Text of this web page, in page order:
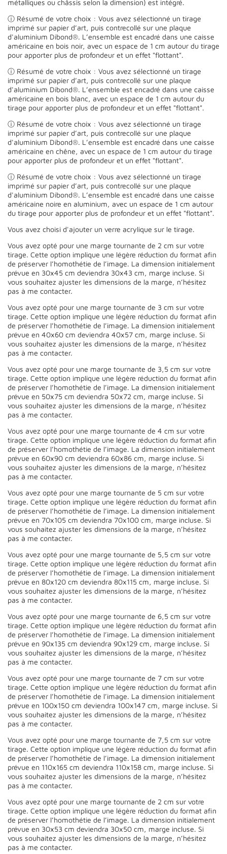
métalliques ou châssis selon la dimension) est intégré.
ⓘ Résumé de votre choix : Vous avez sélectionné un tirage
imprimé sur papier d’art, puis contrecollé sur une plaque
d'aluminium Dibond®. L’ensemble est encadré dans une caisse
américaine en bois noir, avec un espace de 1 cm autour du tirage
pour apporter plus de profondeur et un effet "flottant".
ⓘ Résumé de votre choix : Vous avez sélectionné un tirage
imprimé sur papier d’art, puis contrecollé sur une plaque
d'aluminium Dibond®. L’ensemble est encadré dans une caisse
américaine en bois blanc, avec un espace de 1 cm autour du
tirage pour apporter plus de profondeur et un effet "flottant".
ⓘ Résumé de votre choix : Vous avez sélectionné un tirage
imprimé sur papier d’art, puis contrecollé sur une plaque
d'aluminium Dibond®. L’ensemble est encadré dans une caisse
américaine en chêne, avec un espace de 1 cm autour du tirage
pour apporter plus de profondeur et un effet "flottant".
ⓘ Résumé de votre choix : Vous avez sélectionné un tirage
imprimé sur papier d’art, puis contrecollé sur une plaque
d'aluminium Dibond®. L’ensemble est encadré dans une caisse
américaine noire en aluminium, avec un espace de 1 cm autour
du tirage pour apporter plus de profondeur et un effet "flottant".
Vous avez choisi d'ajouter un verre acrylique sur le tirage.
Vous avez opté pour une marge tournante de 2 cm sur votre
tirage. Cette option implique une légère réduction du format afin
de préserver l’homothétie de l’image. La dimension initialement
prévue en 30x45 cm deviendra 30x43 cm, marge incluse. Si
vous souhaitez ajuster les dimensions de la marge, n’hésitez
pas à me contacter.
Vous avez opté pour une marge tournante de 3 cm sur votre
tirage. Cette option implique une légère réduction du format afin
de préserver l’homothétie de l’image. La dimension initialement
prévue en 40x60 cm deviendra 40x57 cm, marge incluse. Si
vous souhaitez ajuster les dimensions de la marge, n’hésitez
pas à me contacter.
Vous avez opté pour une marge tournante de 3,5 cm sur votre
tirage. Cette option implique une légère réduction du format afin
de préserver l’homothétie de l’image. La dimension initialement
prévue en 50x75 cm deviendra 50x72 cm, marge incluse. Si
vous souhaitez ajuster les dimensions de la marge, n’hésitez
pas à me contacter.
Vous avez opté pour une marge tournante de 4 cm sur votre
tirage. Cette option implique une légère réduction du format afin
de préserver l’homothétie de l’image. La dimension initialement
prévue en 60x90 cm deviendra 60x86 cm, marge incluse. Si
vous souhaitez ajuster les dimensions de la marge, n’hésitez
pas à me contacter.
Vous avez opté pour une marge tournante de 5 cm sur votre
tirage. Cette option implique une légère réduction du format afin
de préserver l’homothétie de l’image. La dimension initialement
prévue en 70x105 cm deviendra 70x100 cm, marge incluse. Si
vous souhaitez ajuster les dimensions de la marge, n’hésitez
pas à me contacter.
Vous avez opté pour une marge tournante de 5,5 cm sur votre
tirage. Cette option implique une légère réduction du format afin
de préserver l’homothétie de l’image. La dimension initialement
prévue en 80x120 cm deviendra 80x115 cm, marge incluse. Si
vous souhaitez ajuster les dimensions de la marge, n’hésitez
pas à me contacter.
Vous avez opté pour une marge tournante de 6,5 cm sur votre
tirage. Cette option implique une légère réduction du format afin
de préserver l’homothétie de l’image. La dimension initialement
prévue en 90x135 cm deviendra 90x129 cm, marge incluse. Si
vous souhaitez ajuster les dimensions de la marge, n’hésitez
pas à me contacter.
Vous avez opté pour une marge tournante de 7 cm sur votre
tirage. Cette option implique une légère réduction du format afin
de préserver l’homothétie de l’image. La dimension initialement
prévue en 100x150 cm deviendra 100x147 cm, marge incluse. Si
vous souhaitez ajuster les dimensions de la marge, n’hésitez
pas à me contacter.
Vous avez opté pour une marge tournante de 7,5 cm sur votre
tirage. Cette option implique une légère réduction du format afin
de préserver l’homothétie de l’image. La dimension initialement
prévue en 110x165 cm deviendra 110x158 cm, marge incluse. Si
vous souhaitez ajuster les dimensions de la marge, n’hésitez
pas à me contacter.
Vous avez opté pour une marge tournante de 2 cm sur votre
tirage. Cette option implique une légère réduction du format afin
de préserver l’homothétie de l’image. La dimension initialement
prévue en 30x53 cm deviendra 30x50 cm, marge incluse. Si
vous souhaitez ajuster les dimensions de la marge, n’hésitez
pas à me contacter.